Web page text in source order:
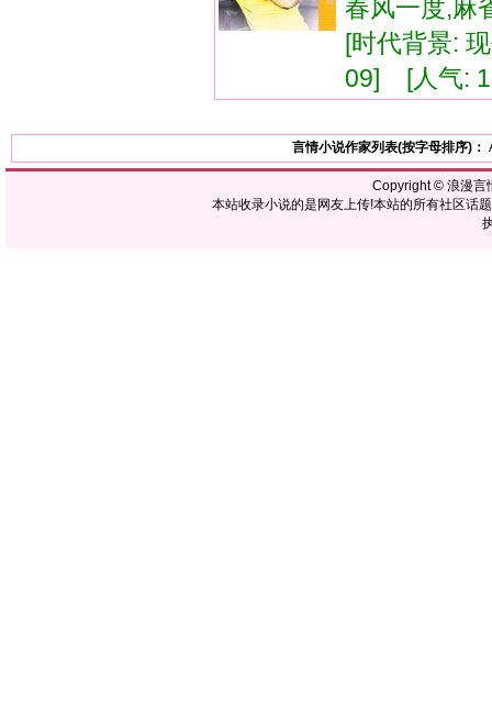
春风一度,
[时代背景:
09] [人气:
言情小说作家列表(按字母排序)：
Copyright © 浪漫言
本站收录小说的是网友上传!本站的所有社区话